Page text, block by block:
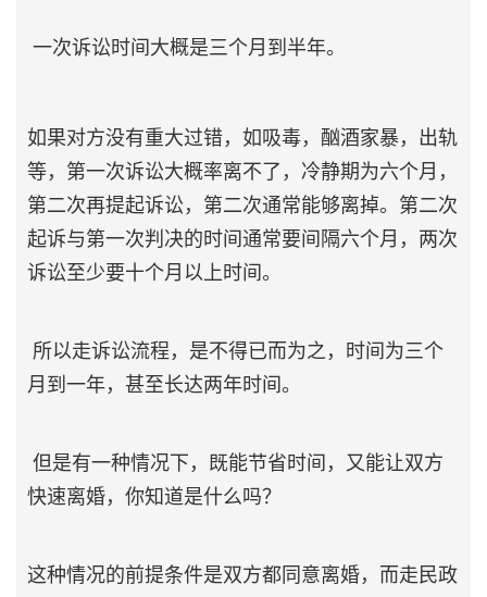
一次诉讼时间大概是三个月到半年。
如果对方没有重大过错，如吸毒，酗酒家暴，出轨
等，第一次诉讼大概率离不了，冷静期为六个月，
第二次再提起诉讼，第二次通常能够离掉。第二次
起诉与第一次判决的时间通常要间隔六个月，两次
诉讼至少要十个月以上时间。
所以走诉讼流程，是不得已而为之，时间为三个
月到一年，甚至长达两年时间。
但是有一种情况下，既能节省时间，又能让双方
快速离婚，你知道是什么吗？
这种情况的前提条件是双方都同意离婚，而走民政